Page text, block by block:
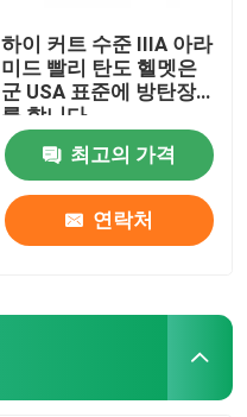
하이 커트 수준 IIIA 아라
미드 빨리 탄도 헬멧은
군 USA 표준에 방탄장치
를 합니다
최고의 가격
연락처